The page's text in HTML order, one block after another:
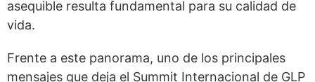
asequible resulta fundamental para su calidad de
vida.
Frente a este panorama, uno de los principales
mensajes que deja el Summit Internacional de GLP